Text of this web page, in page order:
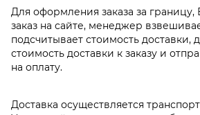
Для оформления заказа за
заказ на сайте, менеджер
подсчитывает стоимость доставки,
стоимость доставки к заказу и
на оплату.
Доставка осуществляется